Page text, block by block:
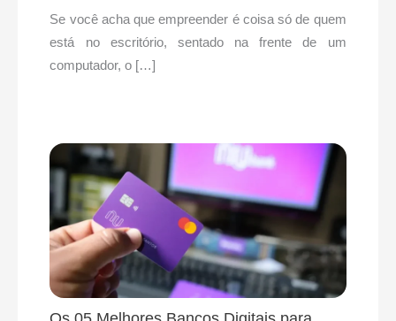
Se você acha que empreender é coisa só de quem
está no escritório, sentado na frente de um
computador, o […]